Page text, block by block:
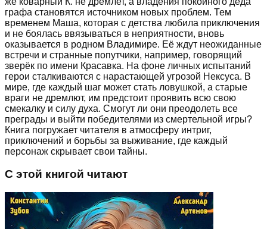
графа становятся источником новых проблем. Тем
временем Маша, которая с детства любила приключения
и не боялась ввязываться в неприятности, вновь
оказывается в родном Владимире. Её ждут неожиданные
встречи и странные попутчики, например, говорящий
зверёк по имени Красавка. На фоне личных испытаний
герои сталкиваются с нарастающей угрозой Нексуса. В
мире, где каждый шаг может стать ловушкой, а старые
враги не дремлют, им предстоит проявить всю свою
смекалку и силу духа. Смогут ли они преодолеть все
преграды и выйти победителями из смертельной игры?
Книга погружает читателя в атмосферу интриг,
приключений и борьбы за выживание, где каждый
персонаж скрывает свои тайны.
С этой книгой читают